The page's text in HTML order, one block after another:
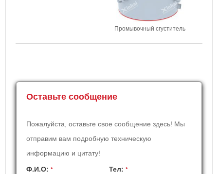
Промывочный сгуститель
Оставьте сообщение
Пожалуйста, оставьте свое сообщение здесь! Мы
отправим вам подробную техническую
информацию и цитату!
Ф.И.О:* Teл: *